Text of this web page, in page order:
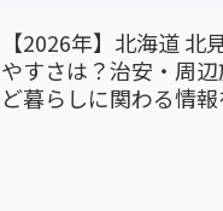
【2026年】北海道 北
やすさは？治安・周
ど暮らしに関わる情